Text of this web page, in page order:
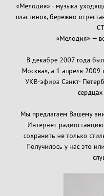
«Мелодия» - музыка
пластинок, бережно
«Мелодия» —
В декабре 2007 года
Москва», а 1 апреля 2009
УКВ-эфира Санкт-
Мы предлагаем Вашему
Интернет-
сохранить не только
Получилось у нас это